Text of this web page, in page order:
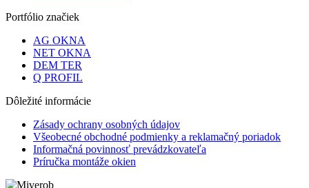
Portfólio značiek
AG OKNA
NET OKNA
DEM TER
Q PROFIL
Dôležité informácie
Zásady ochrany osobných údajov
Všeobecné obchodné podmienky a reklamačný poriadok
Informačná povinnosť prevádzkovateľa
Príručka montáže okien